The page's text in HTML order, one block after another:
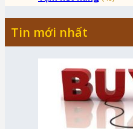
Tin mới nhất